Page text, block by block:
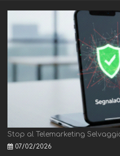
Stop al Telemarketing
07/02/2026